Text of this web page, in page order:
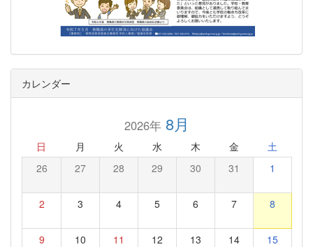
カレンダー
2026年8月
日 月 火 水 木 金 土
26 27 28 29 30 31 1
2 3 4 5 6 7 8
9 10 11 12 13 14 15